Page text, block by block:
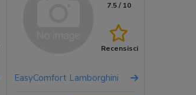
7.5 / 10
Recensisci
EasyComfort Lamborghini